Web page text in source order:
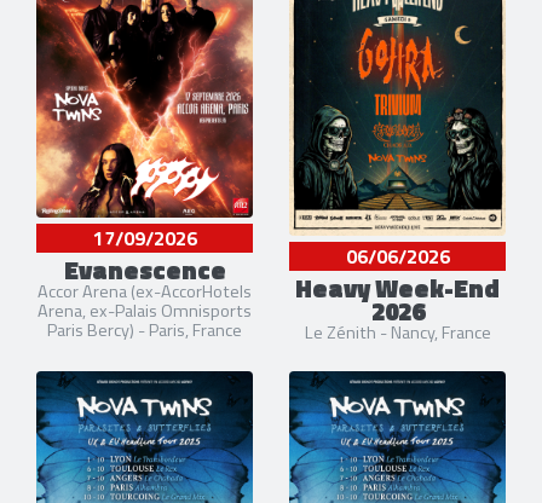
17/09/2026
Evanescence
Accor Arena (ex-AccorHotels
Arena, ex-Palais Omnisports
Paris Bercy) - Paris, France
06/06/2026
Heavy Week-End
2026
Le Zénith - Nancy, France